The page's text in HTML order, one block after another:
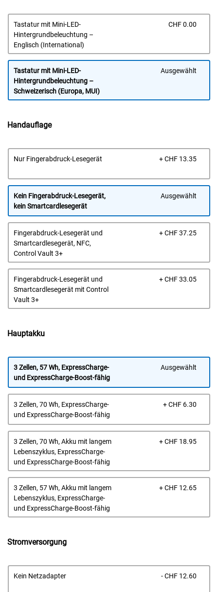
Tastatur mit Mini-LED-
Hintergrundbeleuchtung –
Englisch (International)
CHF 0.00
Tastatur mit Mini-LED-
Hintergrundbeleuchtung –
Schweizerisch (Europa, MUI)
Ausgewählt
Handauflage
Nur Fingerabdruck-Lesegerät + CHF 13.35
Kein Fingerabdruck-Lesegerät,
kein Smartcardlesegerät
Ausgewählt
Fingerabdruck-Lesegerät und
Smartcardlesegerät, NFC,
Control Vault 3+
+ CHF 37.25
Fingerabdruck-Lesegerät und
Smartcardlesegerät mit Control
Vault 3+
+ CHF 33.05
Hauptakku
3 Zellen, 57 Wh, ExpressCharge-
und ExpressCharge-Boost-fähig
Ausgewählt
3 Zellen, 70 Wh, ExpressCharge-
und ExpressCharge-Boost-fähig
+ CHF 6.30
3 Zellen, 70 Wh, Akku mit langem
Lebenszyklus, ExpressCharge-
und ExpressCharge-Boost-fähig
+ CHF 18.95
3 Zellen, 57 Wh, Akku mit langem
Lebenszyklus, ExpressCharge-
und ExpressCharge-Boost-fähig
+ CHF 12.65
Stromversorgung
Kein Netzadapter - CHF 12.60